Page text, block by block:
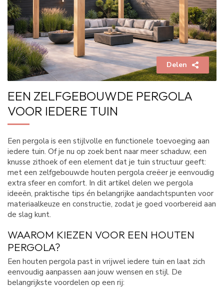
Delen
EEN ZELFGEBOUWDE PERGOLA
VOOR IEDERE TUIN
Een pergola is een stijlvolle en functionele toevoeging aan
iedere tuin. Of je nu op zoek bent naar meer schaduw, een
knusse zithoek of een element dat je tuin structuur geeft:
met een zelfgebouwde houten pergola creëer je eenvoudig
extra sfeer en comfort. In dit artikel delen we pergola
ideeën, praktische tips én belangrijke aandachtspunten voor
materiaalkeuze en constructie, zodat je goed voorbereid aan
de slag kunt.
WAAROM KIEZEN VOOR EEN HOUTEN
PERGOLA?
Een houten pergola past in vrijwel iedere tuin en laat zich
eenvoudig aanpassen aan jouw wensen en stijl. De
belangrijkste voordelen op een rij: